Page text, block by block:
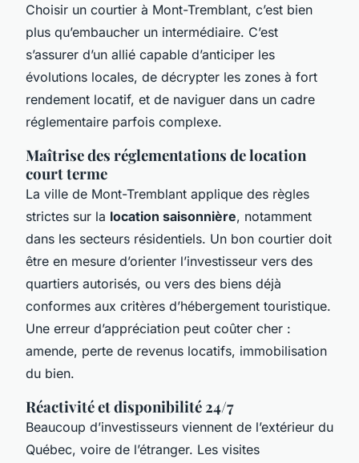
Choisir un courtier à Mont-Tremblant, c’est bien
plus qu’embaucher un intermédiaire. C’est
s’assurer d’un allié capable d’anticiper les
évolutions locales, de décrypter les zones à fort
rendement locatif, et de naviguer dans un cadre
réglementaire parfois complexe.
Maîtrise des réglementations de location
court terme
La ville de Mont-Tremblant applique des règles
strictes sur la location saisonnière, notamment
dans les secteurs résidentiels. Un bon courtier doit
être en mesure d’orienter l’investisseur vers des
quartiers autorisés, ou vers des biens déjà
conformes aux critères d’hébergement touristique.
Une erreur d’appréciation peut coûter cher :
amende, perte de revenus locatifs, immobilisation
du bien.
Réactivité et disponibilité 24/7
Beaucoup d’investisseurs viennent de l’extérieur du
Québec, voire de l’étranger. Les visites